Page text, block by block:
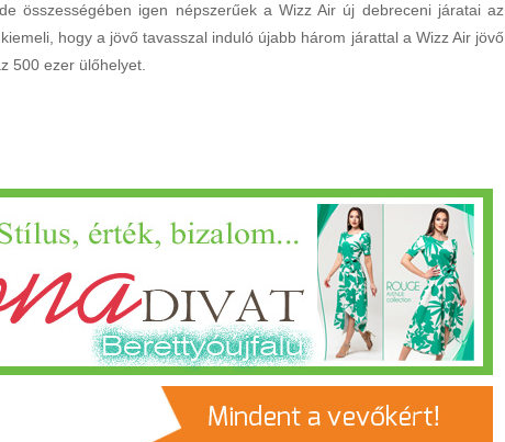
összességében igen népszerűek a Wizz Air új debreceni járatai az
hogy a jövő tavasszal induló újabb három járattal a Wizz Air jövő
500 ezer ülőhelyet.